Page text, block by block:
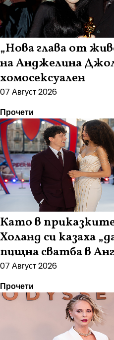
„Нова глава от
на Анджелина
хомосексуален
07 Август 2026
Прочети
Като в
Холанд си казаха
пищна сватба в
07 Август 2026
Прочети